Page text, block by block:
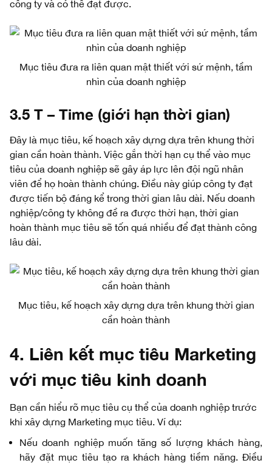
công ty và có thể đạt được.
Mục tiêu đưa ra liên quan mật thiết với sứ mệnh, tầm
nhìn của doanh nghiệp
3.5 T – Time (giới hạn thời gian)
Đây là mục tiêu, kế hoạch xây dựng dựa trên khung thời
gian cần hoàn thành. Việc gắn thời hạn cụ thể vào mục
tiêu của doanh nghiệp sẽ gây áp lực lên đội ngũ nhân
viên để họ hoàn thành chúng. Điều này giúp công ty đạt
được tiến bộ đáng kể trong thời gian lâu dài. Nếu doanh
nghiệp/công ty không đề ra được thời hạn, thời gian
hoàn thành mục tiêu sẽ tốn quá nhiều để đạt thành công
lâu dài.
Mục tiêu, kế hoạch xây dựng dựa trên khung thời gian
cần hoàn thành
4. Liên kết mục tiêu Marketing
với mục tiêu kinh doanh
Bạn cần hiểu rõ mục tiêu cụ thể của doanh nghiệp trước
khi xây dựng Marketing mục tiêu. Ví dụ:
Nếu doanh nghiệp muốn tăng số lượng khách hàng,
hãy đặt mục tiêu tạo ra khách hàng tiềm năng. Điều